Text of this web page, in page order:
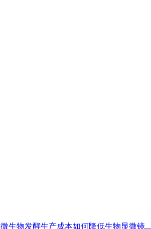
微生物发酵生产成本如何降低生物显微镜...